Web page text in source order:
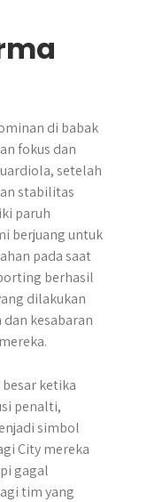
di babak
fokus dan
setelah
stabilitas
paruh
berjuang untuk
pada saat
berhasil
dilakukan
kesabaran
ketika
penalti,
simbol
City mereka
gagal
tim yang